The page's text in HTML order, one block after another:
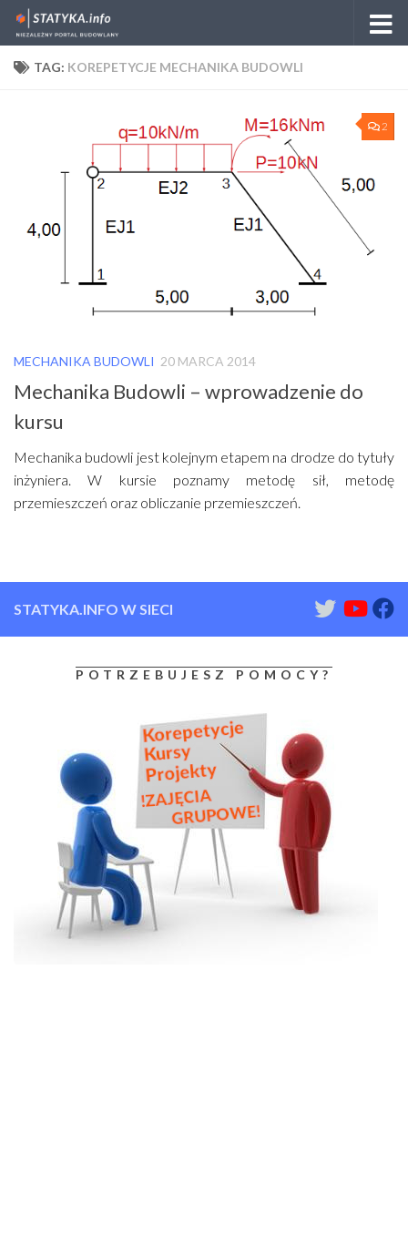
Skip to content
TAG: KOREPETYCJE MECHANIKA BUDOWLI
2
MECHANIKA BUDOWLI 20 MARCA 2014
Mechanika Budowli – wprowadzenie do
kursu
Mechanika budowli jest kolejnym etapem na drodze do tytuły
inżyniera. W kursie poznamy metodę sił, metodę
przemieszczeń oraz obliczanie przemieszczeń.
STATYKA.INFO W SIECI
POTRZEBUJESZ POMOCY?